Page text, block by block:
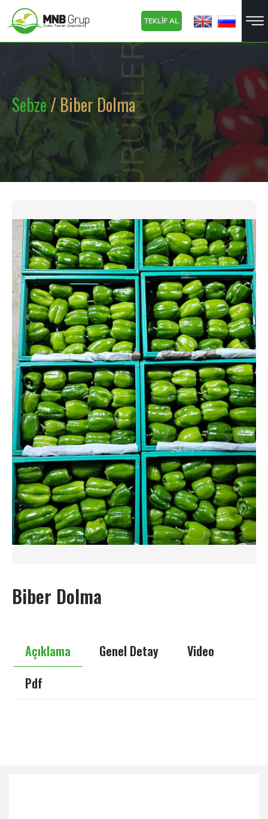
TEKLİF AL
ÜRÜNLER
Sebze/ Biber Dolma
Biber Dolma
Açıklama Genel Detay
Video
Pdf